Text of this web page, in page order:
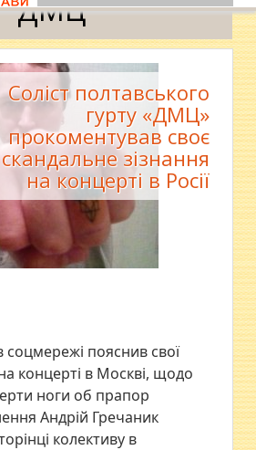
ДМЦ
Соліст полтавського
гурту «ДМЦ»
прокоментував своє
скандальне зізнання
на концерті в Росії
соцмережі пояснив свої
концерті в Москві, щодо
ноги об прапор
Андрій Гречаник
колективу в